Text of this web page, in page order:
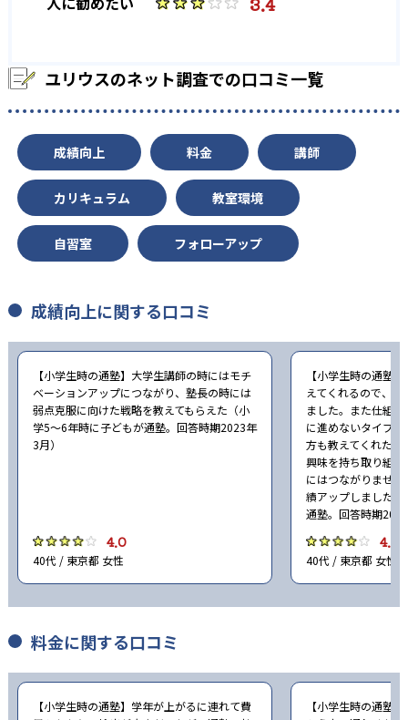
十文字中学校 20
淑徳与野中学校 28
捜真女学校中学部 22
トキワ松学園中学校
日本女子大学附属中学校 16
和洋国府台女子中学校 43
青山学院横浜英和中学校 14
桜美林中学校 21
大宮開成中学校 開智中学校 98
開智未来中学校 54
かえつ有明中学校 12
ユリウスのネット調査での口コミ一覧
成績向上 料金 講師
カリキュラム 教室環境
自習室 フォローアップ
成績向上に関する口コミ
【小学生時の通塾】大学生講師の時にはモチ
ベーションアップにつながり、塾長の時には
弱点克服に向けた戦略を教えてもらえた（小
学5〜6年時に子どもが通塾。回答時期2023年
3月）
4.0
40代 / 東京都 女性
【小学生時の通塾
えてくれるので、
ました。また仕組
に進めないタイプ
方も教えてくれた
興味を持ち取り組
にはつながりませ
績アップしました
通塾。回答時期
4.0
40代 / 東京都 女性
料金に関する口コミ
【小学生時の通塾】学年が上がるに連れて費
【小学生時の通塾